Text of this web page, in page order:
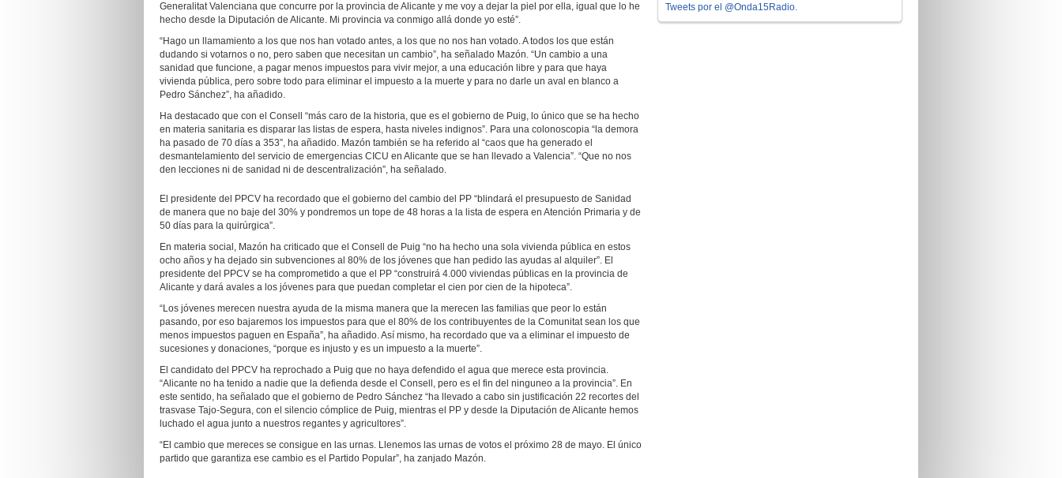
Generalitat Valenciana que concurre por la provincia de Alicante y me voy a dejar la piel por ella, igual que lo he
hecho desde la Diputación de Alicante. Mi provincia va conmigo allá donde yo esté”.
“Hago un llamamiento a los que nos han votado antes, a los que no nos han votado. A todos los que están
dudando si votarnos o no, pero saben que necesitan un cambio”, ha señalado Mazón. “Un cambio a una
sanidad que funcione, a pagar menos impuestos para vivir mejor, a una educación libre y para que haya
vivienda pública, pero sobre todo para eliminar el impuesto a la muerte y para no darle un aval en blanco a
Pedro Sánchez”, ha añadido.
Ha destacado que con el Consell “más caro de la historia, que es el gobierno de Puig, lo único que se ha hecho
en materia sanitaria es disparar las listas de espera, hasta niveles indignos”. Para una colonoscopia “la demora
ha pasado de 70 días a 353”, ha añadido. Mazón también se ha referido al “caos que ha generado el
desmantelamiento del servicio de emergencias CICU en Alicante que se han llevado a Valencia”. “Que no nos
den lecciones ni de sanidad ni de descentralización”, ha señalado.
El presidente del PPCV ha recordado que el gobierno del cambio del PP “blindará el presupuesto de Sanidad
de manera que no baje del 30% y pondremos un tope de 48 horas a la lista de espera en Atención Primaria y de
50 días para la quirúrgica”.
En materia social, Mazón ha criticado que el Consell de Puig “no ha hecho una sola vivienda pública en estos
ocho años y ha dejado sin subvenciones al 80% de los jóvenes que han pedido las ayudas al alquiler”. El
presidente del PPCV se ha comprometido a que el PP “construirá 4.000 viviendas públicas en la provincia de
Alicante y dará avales a los jóvenes para que puedan completar el cien por cien de la hipoteca”.
“Los jóvenes merecen nuestra ayuda de la misma manera que la merecen las familias que peor lo están
pasando, por eso bajaremos los impuestos para que el 80% de los contribuyentes de la Comunitat sean los que
menos impuestos paguen en España”, ha añadido. Así mismo, ha recordado que va a eliminar el impuesto de
sucesiones y donaciones, “porque es injusto y es un impuesto a la muerte”.
El candidato del PPCV ha reprochado a Puig que no haya defendido el agua que merece esta provincia.
“Alicante no ha tenido a nadie que la defienda desde el Consell, pero es el fin del ninguneo a la provincia”. En
este sentido, ha señalado que el gobierno de Pedro Sánchez “ha llevado a cabo sin justificación 22 recortes del
trasvase Tajo-Segura, con el silencio cómplice de Puig, mientras el PP y desde la Diputación de Alicante hemos
luchado el agua junto a nuestros regantes y agricultores”.
“El cambio que mereces se consigue en las urnas. Llenemos las urnas de votos el próximo 28 de mayo. El único
partido que garantiza ese cambio es el Partido Popular”, ha zanjado Mazón.
Tweets por el @Onda15Radio.